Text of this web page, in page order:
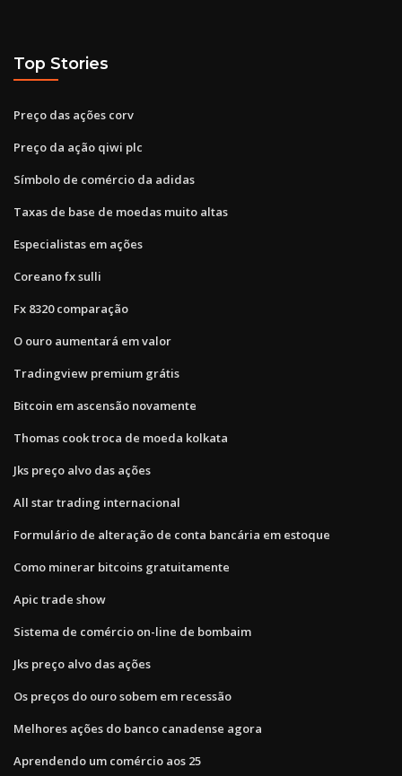
Top Stories
Preço das ações corv
Preço da ação qiwi plc
Símbolo de comércio da adidas
Taxas de base de moedas muito altas
Especialistas em ações
Coreano fx sulli
Fx 8320 comparação
O ouro aumentará em valor
Tradingview premium grátis
Bitcoin em ascensão novamente
Thomas cook troca de moeda kolkata
Jks preço alvo das ações
All star trading internacional
Formulário de alteração de conta bancária em estoque
Como minerar bitcoins gratuitamente
Apic trade show
Sistema de comércio on-line de bombaim
Jks preço alvo das ações
Os preços do ouro sobem em recessão
Melhores ações do banco canadense agora
Aprendendo um comércio aos 25